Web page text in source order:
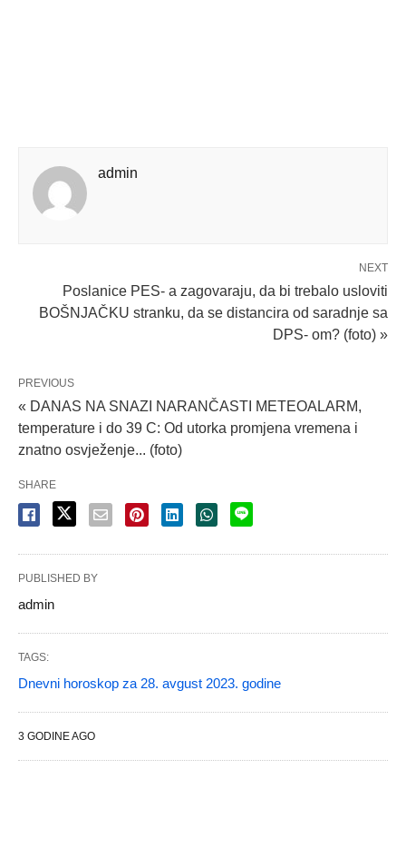
admin
NEXT
Poslanice PES- a zagovaraju, da bi trebalo usloviti
BOŠNJAČKU stranku, da se distancira od saradnje sa
DPS- om? (foto) »
PREVIOUS
« DANAS NA SNAZI NARANČASTI METEOALARM,
temperature i do 39 C: Od utorka promjena vremena i
znatno osvježenje... (foto)
SHARE
PUBLISHED BY
admin
TAGS:
Dnevni horoskop za 28. avgust 2023. godine
3 GODINE AGO